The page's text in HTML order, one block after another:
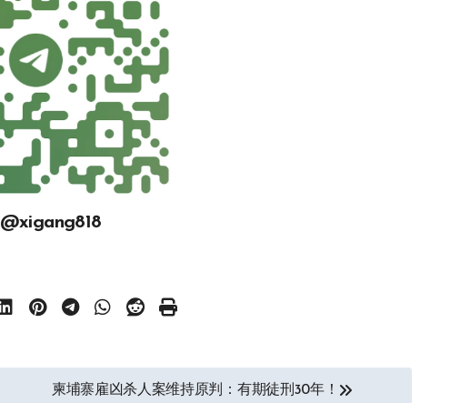
@xigang818
柬埔寨雇凶杀人案维持原判：有期徒刑30年！